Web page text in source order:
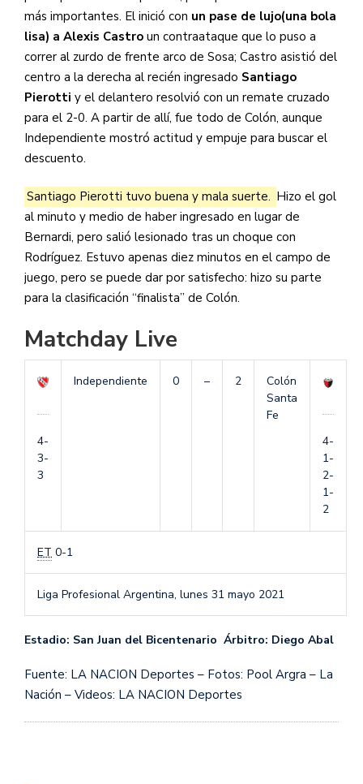
más importantes. El inició con un pase de lujo(una bola
lisa) a Alexis Castro un contraataque que lo puso a
correr al zurdo de frente arco de Sosa; Castro asistió del
centro a la derecha al recién ingresado Santiago
Pierotti y el delantero resolvió con un remate cruzado
para el 2-0. A partir de allí, fue todo de Colón, aunque
Independiente mostró actitud y empuje para buscar el
descuento.
Santiago Pierotti tuvo buena y mala suerte. Hizo el gol
al minuto y medio de haber ingresado en lugar de
Bernardi, pero salió lesionado tras un choque con
Rodríguez. Estuvo apenas diez minutos en el campo de
juego, pero se puede dar por satisfecho: hizo su parte
para la clasificación “finalista” de Colón.
Matchday Live
4-
3-
3
Independiente 0 – 2
Colón
Santa
Fe
4-
1-
2-
1-
2
ET 0-1
Liga Profesional Argentina, lunes 31 mayo 2021
Estadio: San Juan del Bicentenario Árbitro: Diego Abal
Fuente: LA NACION Deportes – Fotos: Pool Argra – La
Nación – Videos: LA NACION Deportes